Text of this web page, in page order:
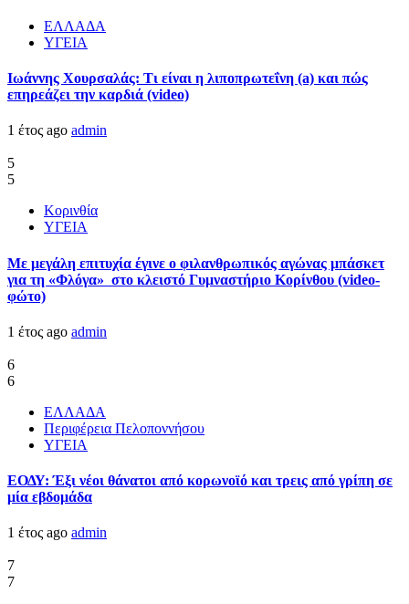
ΕΛΛΑΔΑ
ΥΓΕΙΑ
Ιωάννης Χουρσαλάς: Τι είναι η λιποπρωτεΐνη (a) και πώς
επηρεάζει την καρδιά (video)
1 έτος ago admin
5
5
Κορινθία
ΥΓΕΙΑ
Με μεγάλη επιτυχία έγινε ο φιλανθρωπικός αγώνας μπάσκετ
για τη «Φλόγα» στο κλειστό Γυμναστήριο Κορίνθου (video-
φώτο)
1 έτος ago admin
6
6
ΕΛΛΑΔΑ
Περιφέρεια Πελοποννήσου
ΥΓΕΙΑ
ΕΟΔΥ: Έξι νέοι θάνατοι από κορωνοϊό και τρεις από γρίπη σε
μία εβδομάδα
1 έτος ago admin
7
7